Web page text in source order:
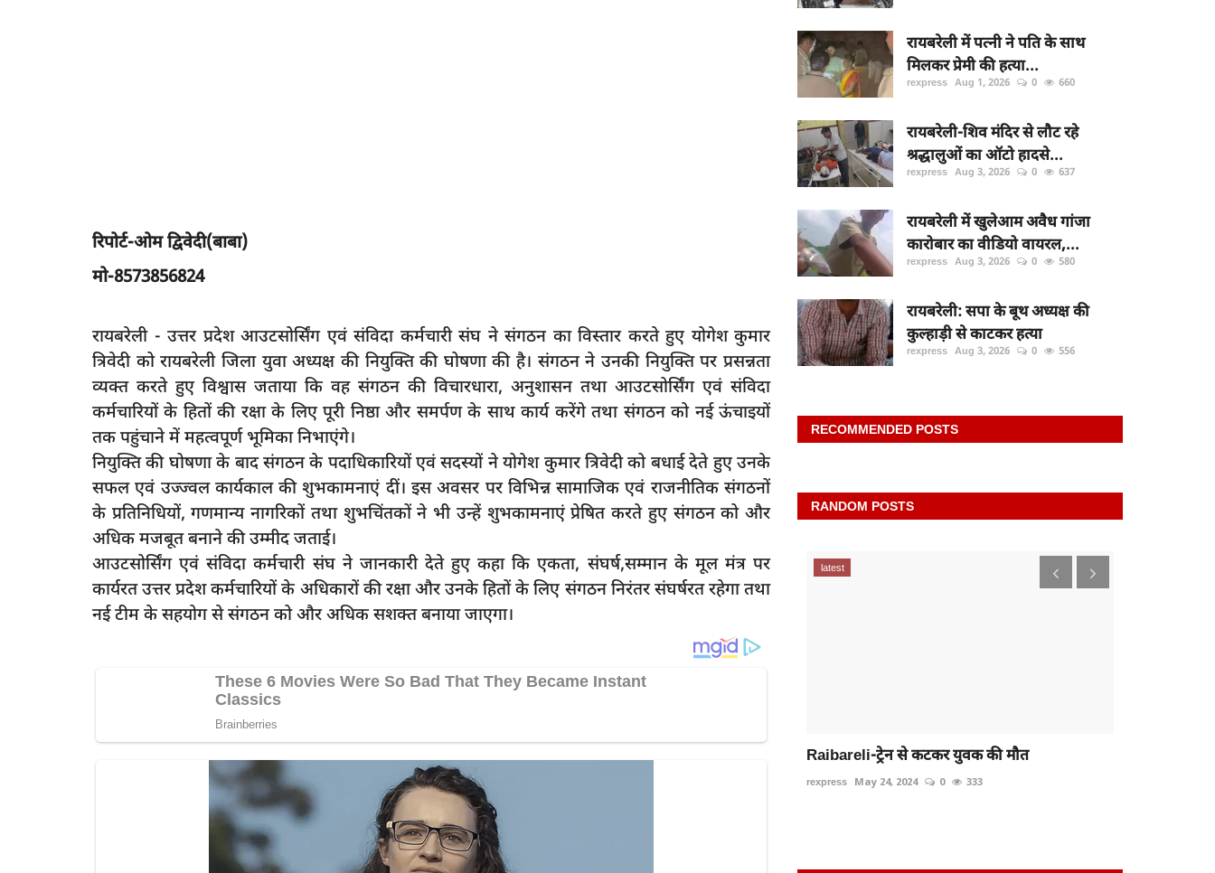
रिपोर्ट-ओम द्विवेदी(बाबा)
मो-8573856824
रायबरेली - उत्तर प्रदेश आउटसोर्सिंग एवं संविदा कर्मचारी संघ ने संगठन का विस्तार करते हुए योगेश कुमार
त्रिवेदी को रायबरेली जिला युवा अध्यक्ष की नियुक्ति की घोषणा की है। संगठन ने उनकी नियुक्ति पर प्रसन्नता
व्यक्त करते हुए विश्वास जताया कि वह संगठन की विचारधारा, अनुशासन तथा आउटसोर्सिंग एवं संविदा
कर्मचारियों के हितों की रक्षा के लिए पूरी निष्ठा और समर्पण के साथ कार्य करेंगे तथा संगठन को नई ऊंचाइयों
तक पहुंचाने में महत्वपूर्ण भूमिका निभाएंगे।
नियुक्ति की घोषणा के बाद संगठन के पदाधिकारियों एवं सदस्यों ने योगेश कुमार त्रिवेदी को बधाई देते हुए उनके
सफल एवं उज्ज्वल कार्यकाल की शुभकामनाएं दीं। इस अवसर पर विभिन्न सामाजिक एवं राजनीतिक संगठनों
के प्रतिनिधियों, गणमान्य नागरिकों तथा शुभचिंतकों ने भी उन्हें शुभकामनाएं प्रेषित करते हुए संगठन को और
अधिक मजबूत बनाने की उम्मीद जताई।
आउटसोर्सिंग एवं संविदा कर्मचारी संघ ने जानकारी देते हुए कहा कि एकता, संघर्ष,सम्मान के मूल मंत्र पर
कार्यरत उत्तर प्रदेश कर्मचारियों के अधिकारों की रक्षा और उनके हितों के लिए संगठन निरंतर संघर्षरत रहेगा तथा
नई टीम के सहयोग से संगठन को और अधिक सशक्त बनाया जाएगा।
रायबरेली में पत्नी ने पति के साथ
मिलकर प्रेमी की हत्या...
rexpress Aug 1, 2026 0 660
रायबरेली-शिव मंदिर से लौट रहे
श्रद्धालुओं का ऑटो हादसे...
rexpress Aug 3, 2026 0 637
रायबरेली में खुलेआम अवैध गांजा
कारोबार का वीडियो वायरल,...
rexpress Aug 3, 2026 0 580
रायबरेली: सपा के बूथ अध्यक्ष की
कुल्हाड़ी से काटकर हत्या
rexpress Aug 3, 2026 0 556
RECOMMENDED POSTS
RANDOM POSTS
latest
रायबरेली-कमेटी करेगी अजंता हॉस्पिटल के खिलाफ
जांच, होगी...
Jun 28, 2025 164
latest
rexpress
latest
Raibareli-ट्रेन से कटकर युवक की मौत